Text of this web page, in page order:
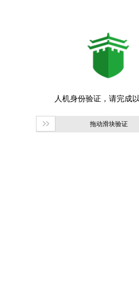
拖动滑块验证